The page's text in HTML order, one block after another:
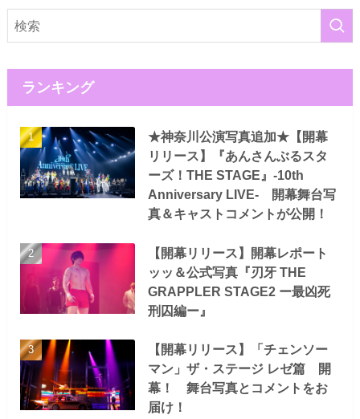
ランキング
★神奈川公演写真追加★【開幕
リリース】『あんさんぶるスタ
ーズ！THE STAGE』-10th
Anniversary LIVE- 開幕舞台写
真＆キャストコメントが公開！
【開幕リリース】開幕レポート
ッッ＆公式写真『刃牙 THE
GRAPPLER STAGE2 ー最凶死
刑囚編ー』
【開幕リリース】「チェンソー
マン」ザ・ステージ レゼ篇 開
幕！ 舞台写真とコメントをお
届け！